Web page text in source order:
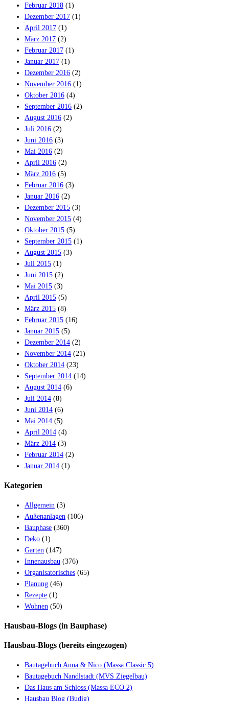
Februar 2018 (1)
Dezember 2017 (1)
April 2017 (1)
März 2017 (2)
Februar 2017 (1)
Januar 2017 (1)
Dezember 2016 (2)
November 2016 (1)
Oktober 2016 (4)
September 2016 (2)
August 2016 (2)
Juli 2016 (2)
Juni 2016 (3)
Mai 2016 (2)
April 2016 (2)
März 2016 (5)
Februar 2016 (3)
Januar 2016 (2)
Dezember 2015 (3)
November 2015 (4)
Oktober 2015 (5)
September 2015 (1)
August 2015 (3)
Juli 2015 (1)
Juni 2015 (2)
Mai 2015 (3)
April 2015 (5)
März 2015 (8)
Februar 2015 (16)
Januar 2015 (5)
Dezember 2014 (2)
November 2014 (21)
Oktober 2014 (23)
September 2014 (14)
August 2014 (6)
Juli 2014 (8)
Juni 2014 (6)
Mai 2014 (5)
April 2014 (4)
März 2014 (3)
Februar 2014 (2)
Januar 2014 (1)
Kategorien
Allgemein (3)
Außenanlagen (106)
Bauphase (360)
Deko (1)
Garten (147)
Innenausbau (376)
Organisatorisches (65)
Planung (46)
Rezepte (1)
Wohnen (50)
Hausbau-Blogs (in Bauphase)
Hausbau-Blogs (bereits eingezogen)
Bautagebuch Anna & Nico (Massa Classic 5)
Bautagebuch Nandlstadt (MVS Ziegelbau)
Das Haus am Schloss (Massa ECO 2)
Hausbau Blog (Budig)